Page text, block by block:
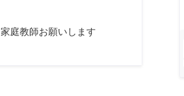
家庭教師お願いします